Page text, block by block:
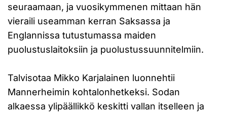
seuraamaan, ja vuosikymmenen mittaan hän
vieraili useamman kerran Saksassa ja
Englannissa tutustumassa maiden
puolustuslaitoksiin ja puolustussuunnitelmiin.
Talvisotaa Mikko Karjalainen luonnehtii
Mannerheimin kohtalonhetkeksi. Sodan
alkaessa ylipäällikkö keskitti vallan itselleen ja